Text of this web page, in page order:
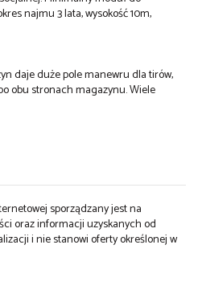
najmu 3 lata, wysokość 10m,
daje duże pole manewru dla tirów,
obu stronach magazynu. Wiele
sporządzany jest na
oraz informacji uzyskanych od
i nie stanowi oferty określonej w